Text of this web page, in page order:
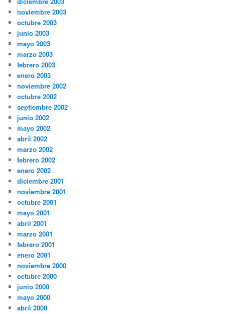
noviembre 2003
octubre 2003
junio 2003
mayo 2003
marzo 2003
febrero 2003
enero 2003
noviembre 2002
octubre 2002
septiembre 2002
junio 2002
mayo 2002
abril 2002
marzo 2002
febrero 2002
enero 2002
diciembre 2001
noviembre 2001
octubre 2001
mayo 2001
abril 2001
marzo 2001
febrero 2001
enero 2001
noviembre 2000
octubre 2000
junio 2000
mayo 2000
abril 2000